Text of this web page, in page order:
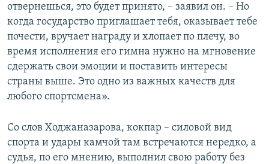
отвернешься, это будет принято, – заявил он. – Но
когда государство приглашает тебя, оказывает тебе
почести, вручает награду и хлопает по плечу, во
время исполнения его гимна нужно на мгновение
сдержать свои эмоции и поставить интересы
страны выше. Это одно из важных качеств для
любого спортсмена».
Со слов Ходжаназарова, кокпар – силовой вид
спорта и удары камчой там встречаются нередко, а
судья, по его мнению, выполнил свою работу без